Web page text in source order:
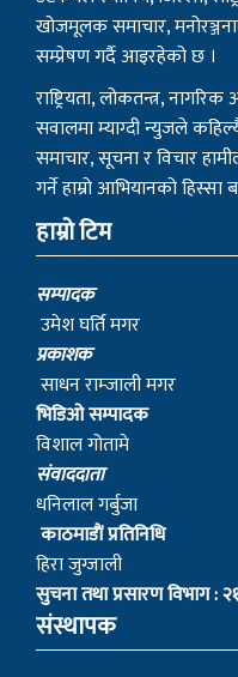
सधैं,सबैका लागि
सत्य निष्पक्ष र स्वतन्त्रतालाई
प्रालिद्वारा सञ्चालित
बि.सं २०७२ मा दिप खबर
परिमार्जित गरेर ‘म्याग्दी
म्याग्दी न्युज डटकम तपाई
डटकमले स्थानिय, जिल्ला,
खोजमूलक समाचार,
सम्प्रेषण गर्दै आइरहेको छ ।
राष्ट्रियता, लोकतन्त्र,
सवालमा म्याग्दी न्युजले
समाचार, सूचना र विचार
गर्ने हाम्रो आभियानको हिस्सा
हाम्रो टिम
सम्पादक
उमेश घर्ति मगर
प्रकाशक
साधन राम्जाली मगर
भिडिओ सम्पादक